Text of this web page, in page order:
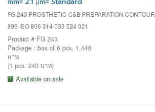
FG 243 PROSTHETIC C&B PREPARATION CONTOUR
899 ISO 806 314 033 524 021
Product # FG 243
Package : box of 6 pcs. 1,440
บาท
(1 pcs. 240 บาท)
Available on sale